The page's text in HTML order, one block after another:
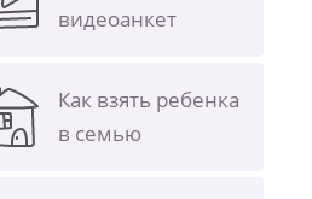
видеоанкет
Как взять ребенка
в семью